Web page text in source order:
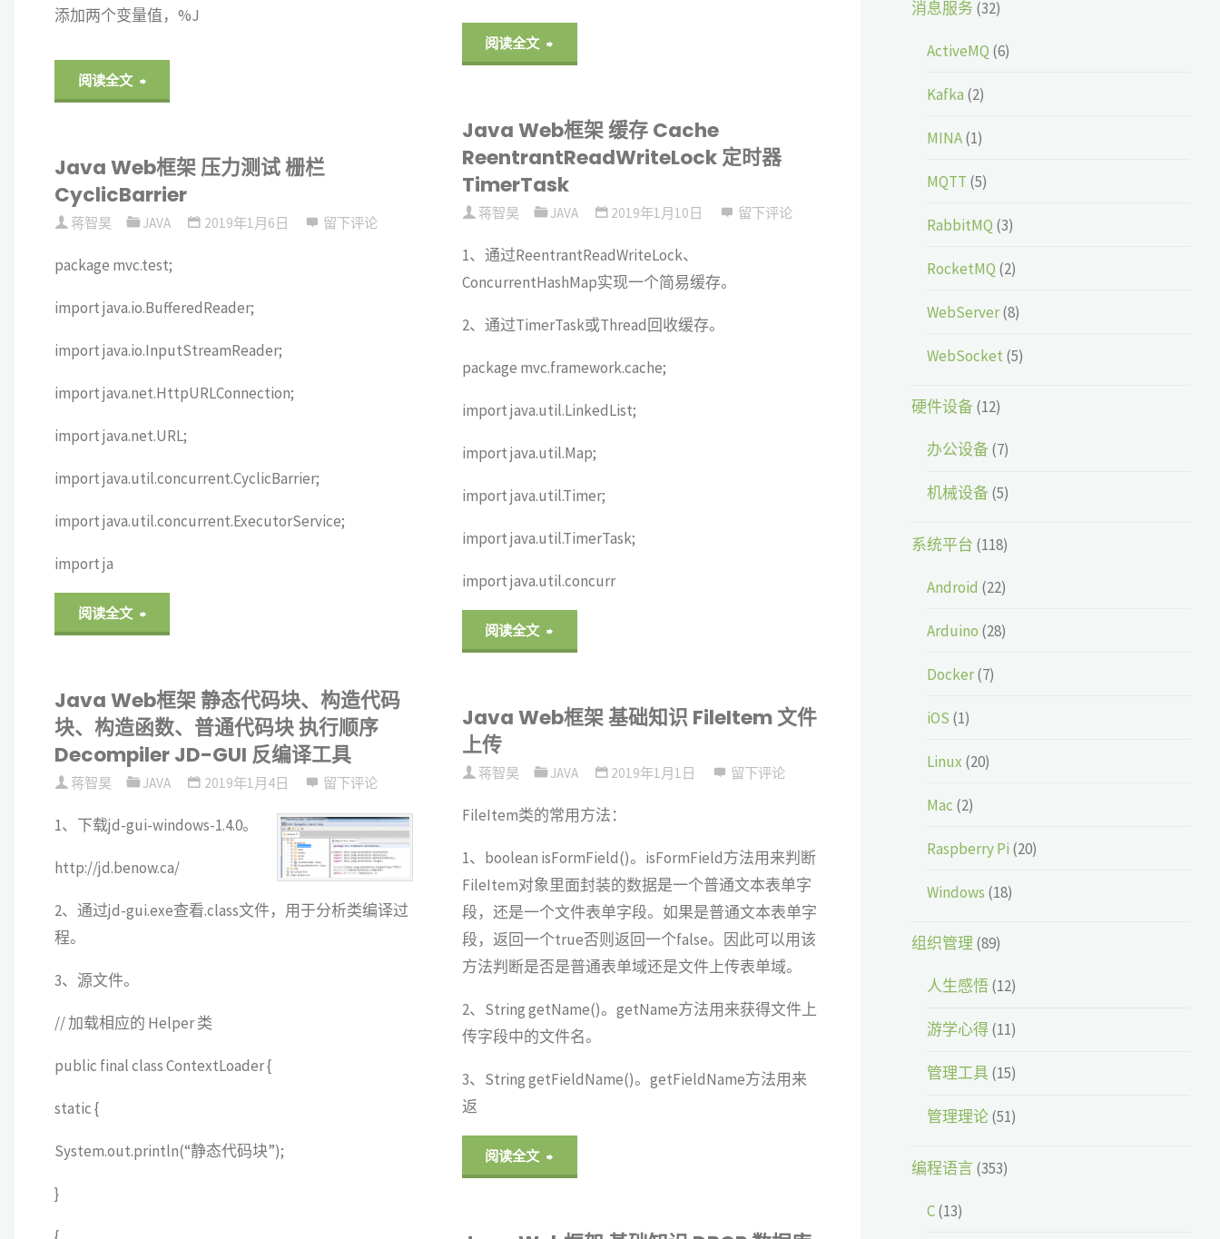
添加两个变量值，%J
阅读全文 "关
Windows
系
阅读全文
框
架
内
嵌
Java Web框架 缓存 Cache
ReentrantReadWriteLock 定时器
TimerTask
蒋智昊 JAVA 2019年1月10日 留下评论
1、通过ReentrantReadWriteLock、
ConcurrentHashMap实现一个简易缓存。
2、通过TimerTask或Thread回收缓存。
package mvc.framework.cache;
import java.util.LinkedList;
import java.util.Map;
import java.util.Timer;
import java.util.TimerTask;
import java.util.concurr
阅读全文
框
Cache
ReentrantReadWriteLock
定
时
Java Web框架 压力测试 栅栏
CyclicBarrier
蒋智昊 JAVA 2019年1月6日 留下评论
package mvc.test;
import java.io.BufferedReader;
import java.io.InputStreamReader;
import java.net.HttpURLConnection;
import java.net.URL;
import java.util.concurrent.CyclicBarrier;
import java.util.concurrent.ExecutorService;
import ja
阅读全文 "Java
框
架
压
力
测
试
Java Web框架 静态代码块、构造代码
块、构造函数、普通代码块 执行顺序
Decompiler JD-GUI 反编译工具
蒋智昊 JAVA 2019年1月4日 留下评论
1、下载jd-gui-windows-1.4.0。
http://jd.benow.ca/
2、通过jd-gui.exe查看.class文件，用于分析类编译过
程。
3、源文件。
// 加载相应的 Helper 类
public final class ContextLoader {
static {
System.out.println(“静态代码块”);
}
Java Web框架 基础知识 FileItem 文件
上传
蒋智昊 JAVA 2019年1月1日 留下评论
FileItem类的常用方法：
1、boolean isFormField()。isFormField方法用来判断
FileItem对象里面封装的数据是一个普通文本表单字
段，还是一个文件表单字段。如果是普通文本表单字
段，返回一个true否则返回一个false。因此可以用该
方法判断是否是普通表单域还是文件上传表单域。
2、String getName()。getName方法用来获得文件上
传字段中的文件名。
3、String getFieldName()。getFieldName方法用来
返
阅读全文
消息服务 (32)
ActiveMQ (6)
Kafka (2)
MINA(1)
MQTT (5)
RabbitMQ (3)
RocketMQ (2)
WebServer(8)
WebSocket (5)
硬件设备 (12)
办公设备 (7)
机械设备 (5)
系统平台 (118)
Android (22)
Arduino (28)
Docker(7)
iOS (1)
Linux (20)
Mac (2)
Raspberry Pi (20)
Windows (18)
组织管理 (89)
人生感悟(12)
游学心得(11)
管理工具(15)
管理理论(51)
编程语言(353)
C(13)